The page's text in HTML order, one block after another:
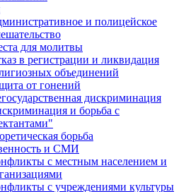
и полицейское
для молитвы
в регистрации и ликвидация
объединений
от гонений
дискриминация
и борьба с
борьба
и СМИ
с местным населением и
с учреждениями культуры